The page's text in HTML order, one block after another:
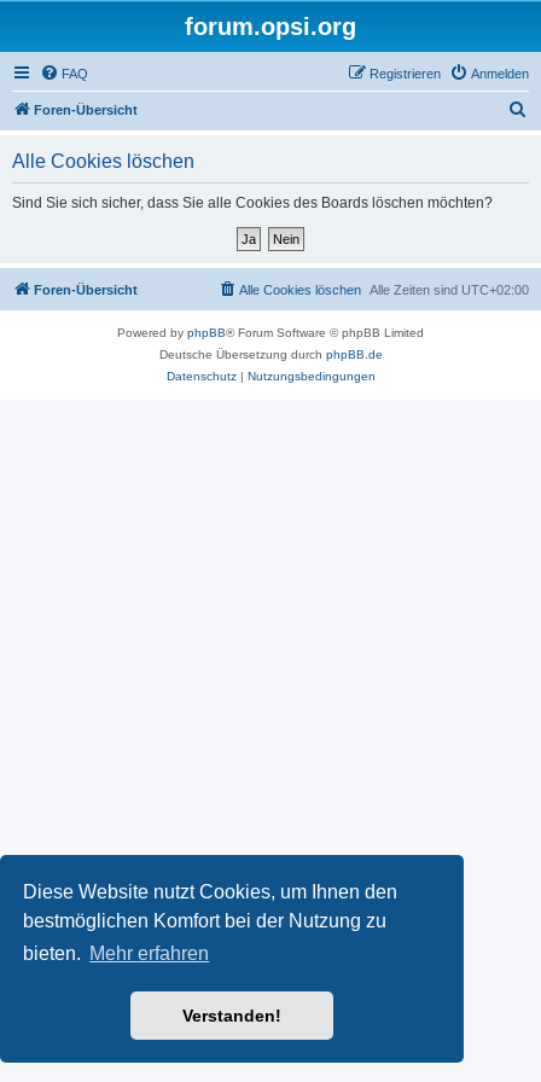
Diese Website nutzt Cookies, um Ihnen den
bestmöglichen Komfort bei der Nutzung zu
bieten. Mehr erfahren
Verstanden!
forum.opsi.org
FAQ Anmelden
Registrieren
Foren-Übersicht
Alle Cookies löschen
Sind Sie sich sicher, dass Sie alle Cookies des Boards löschen möchten?
Foren-Übersicht Alle Zeiten sind UTC+02:00
Alle Cookies löschen
Powered by phpBB® Forum Software © phpBB Limited
Deutsche Übersetzung durch phpBB.de
Datenschutz| Nutzungsbedingungen